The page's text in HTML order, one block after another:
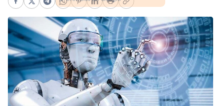
Facebook
X Telegram
WhatsApp
Pinterest
LinkedIn
PrintCopy link